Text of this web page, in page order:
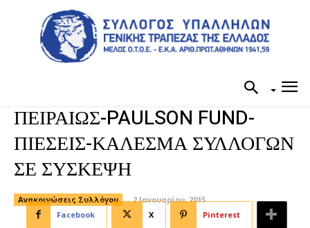
ΠΕΙΡΑΙΩΣ-PAULSON FUND-
ΠΙΕΣΕΙΣ-ΚΑΛΕΣΜΑ ΣΥΛΛΟΓΩΝ
ΣΕ ΣΥΣΚΕΨΗ
Ανακοινώσεις Συλλόγου
2 Ιανουαρίου, 2015
Facebook
X Pinterest